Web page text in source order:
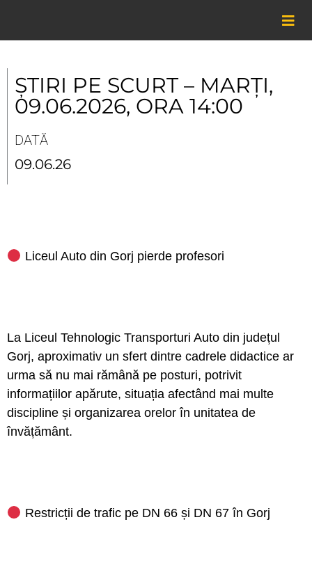
content
ȘTIRI PE SCURT – MARȚI,
09.06.2026, ORA 14:00
DATĂ
09.06.26
Liceul Auto din Gorj pierde profesori
La Liceul Tehnologic Transporturi Auto din județul
Gorj, aproximativ un sfert dintre cadrele didactice ar
urma să nu mai rămână pe posturi, potrivit
informațiilor apărute, situația afectând mai multe
discipline și organizarea orelor în unitatea de
învățământ.
Restricții de trafic pe DN 66 și DN 67 în Gorj